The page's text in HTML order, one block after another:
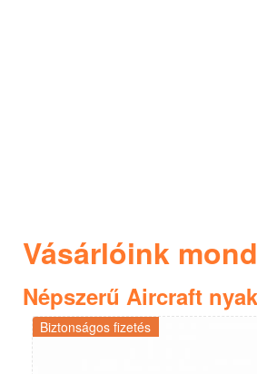
Vásárlóink
Népszerű Aircraft
Biztonságos fizetés